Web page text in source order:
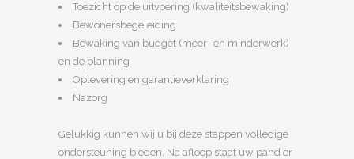
Toezicht op de uitvoering (kwaliteitsbewaking)
Bewonersbegeleiding
Bewaking van budget (meer- en minderwerk)
en de planning
Oplevering en garantieverklaring
Nazorg
Gelukkig kunnen wij u bij deze stappen volledige
ondersteuning bieden. Na afloop staat uw pand er